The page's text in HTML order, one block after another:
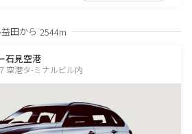
田から 2544m
石見空港
空港タ-ミナルビル内